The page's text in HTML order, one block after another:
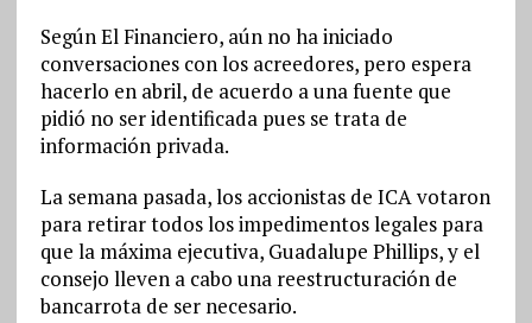
Según El Financiero, aún no ha iniciado
conversaciones con los acreedores, pero espera
hacerlo en abril, de acuerdo a una fuente que
pidió no ser identificada pues se trata de
información privada.
La semana pasada, los accionistas de ICA votaron
para retirar todos los impedimentos legales para
que la máxima ejecutiva, Guadalupe Phillips, y el
consejo lleven a cabo una reestructuración de
bancarrota de ser necesario.